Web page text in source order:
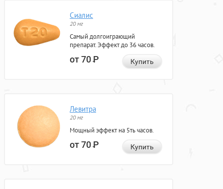
Сиалис
20 мг
Самый долгоиграющий
препарат. Эффект до 36 часов.
от 70Р Купить
Левитра
20 мг
Мощный эффект на 5ть часов.
от 70Р Купить